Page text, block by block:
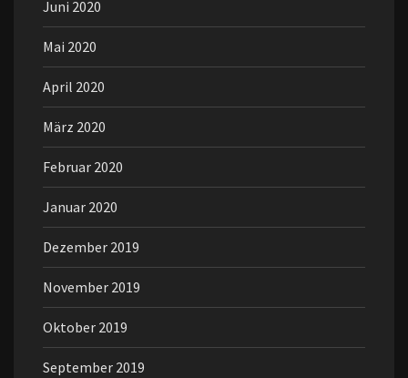
Juni 2020
Mai 2020
April 2020
März 2020
Februar 2020
Januar 2020
Dezember 2019
November 2019
Oktober 2019
September 2019